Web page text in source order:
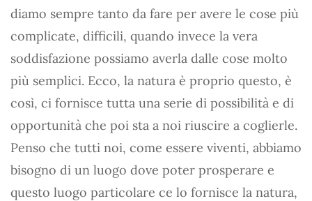
diamo sempre tanto da fare per avere le cose più
complicate, difficili, quando invece la vera
soddisfazione possiamo averla dalle cose molto
più semplici. Ecco, la natura è proprio questo, è
così, ci fornisce tutta una serie di possibilità e di
opportunità che poi sta a noi riuscire a coglierle.
Penso che tutti noi, come essere viventi, abbiamo
bisogno di un luogo dove poter prosperare e
questo luogo particolare ce lo fornisce la natura,